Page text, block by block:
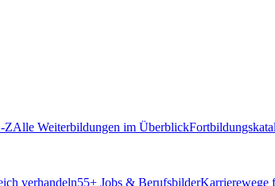
ZAlle Weiterbildungen im Überblick
verhandeln55+ Jobs & BerufsbilderKarrierewege